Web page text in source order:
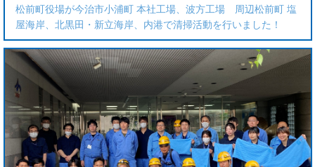
松前町役場が今治市小浦町 本社工場、波方工場 周辺松前町 塩
屋海岸、北黒田・新立海岸、内港で清掃活動を行いました！